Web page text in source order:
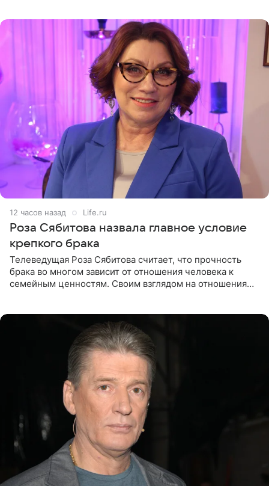
12 часов назад Life.ru
Роза Сябитова назвала главное условие
крепкого брака
Телеведущая Роза Сябитова считает, что прочность
брака во многом зависит от отношения человека к
семейным ценностям. Своим взглядом на отношения